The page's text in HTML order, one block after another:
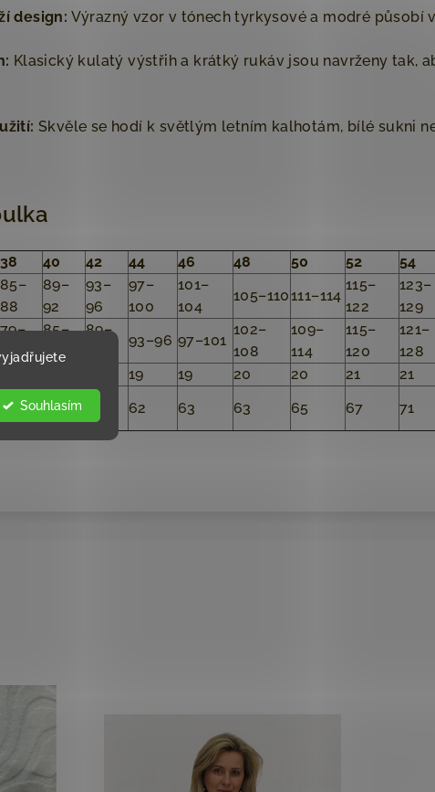
Souhlasím
design: Výrazný vzor v tónech tyrkysové a modré působí
Klasický kulatý výstřih a krátký rukáv jsou navrženy tak,
Skvěle se hodí k světlým letním kalhotám, bílé sukni
38 40 42 44 46 48 50 52
54
85–
88
89–
92
93–
96
97–
100
101–
104
105–110111–114
115–
122
123–
129
79–
84
85–
88
89–
93–96 97–101
102–
108
109–
114
115–
120
121–
128
19 19 20 20 21
21
60 61 62 63 63 65 67 71